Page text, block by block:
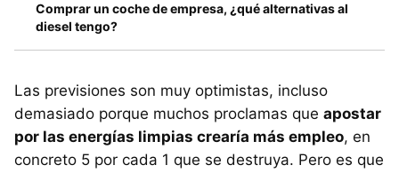
Comprar un coche de empresa, ¿qué alternativas al
diesel tengo?
Las previsiones son muy optimistas, incluso
demasiado porque muchos proclamas que apostar
por las energías limpias crearía más empleo, en
concreto 5 por cada 1 que se destruya. Pero es que